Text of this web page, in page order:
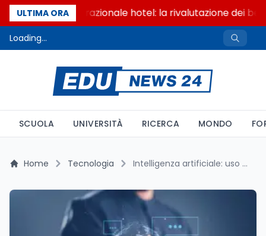
ULTIMA ORA
Passaggio generazionale hotel: la rivalutazione dei
Loading...
SCUOLA UNIVERSITÀ RICERCA MONDO
Home Tecnologia Intelligenza artificiale: uso diffuso, conoscenza carente